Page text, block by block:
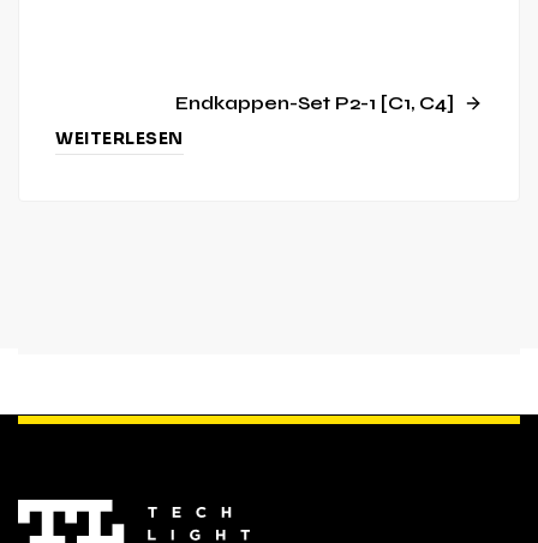
Endkappen-Set P2-1 [C1, C4]
WEITERLESEN